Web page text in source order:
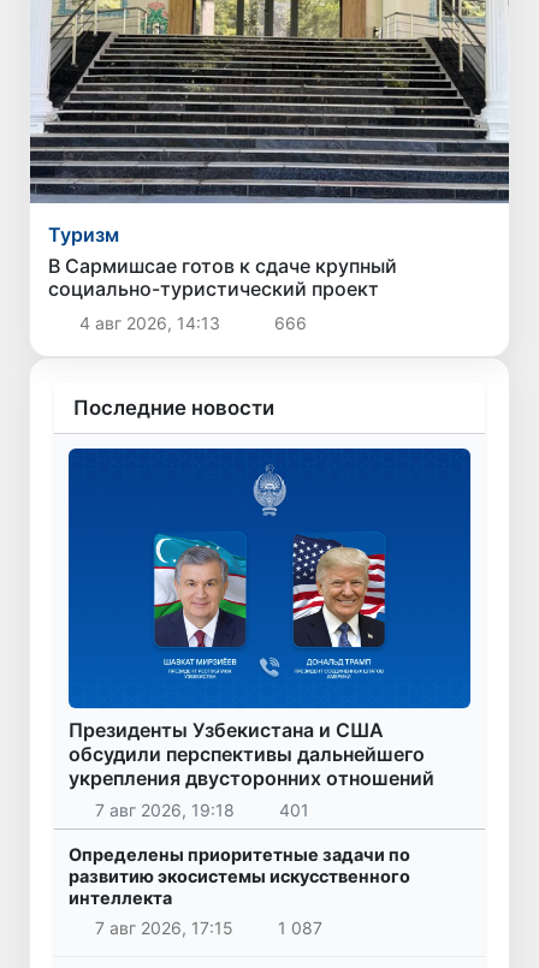
Туризм
В Сармишсае готов к сдаче крупный
социально-туристический проект
4 авг 2026, 14:13 666
Последние новости
Президенты Узбекистана и США
обсудили перспективы дальнейшего
укрепления двусторонних отношений
7 авг 2026, 19:18 401
Определены приоритетные задачи по
развитию экосистемы искусственного
интеллекта
7 авг 2026, 17:15
1 087